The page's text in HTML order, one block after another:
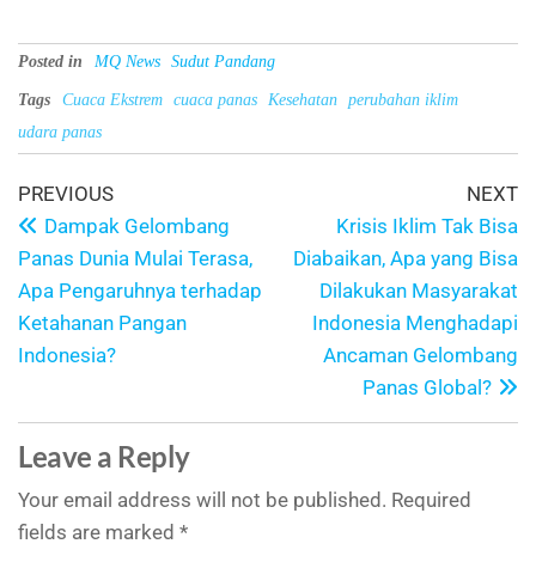
Posted in MQ News Sudut Pandang
Tags Cuaca Ekstrem cuaca panas Kesehatan perubahan iklim
udara panas
PREVIOUS
Dampak Gelombang
Panas Dunia Mulai Terasa,
Apa Pengaruhnya terhadap
Ketahanan Pangan
Indonesia?
NEXT
Krisis Iklim Tak Bisa
Diabaikan, Apa yang Bisa
Dilakukan Masyarakat
Indonesia Menghadapi
Ancaman Gelombang
Panas Global?
Leave a Reply
Your email address will not be published. Required
fields are marked *